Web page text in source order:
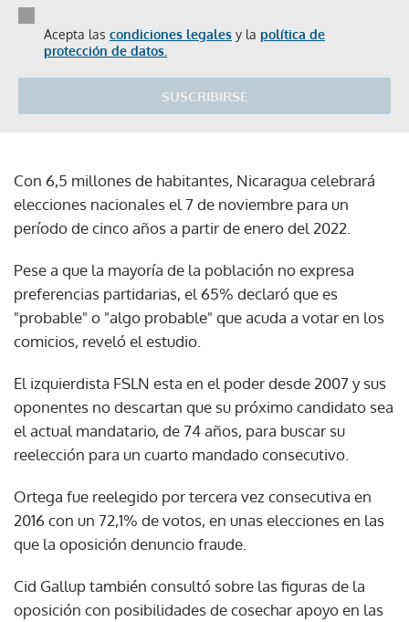
Acepta las condiciones legales y la política de
protección de datos.
SUSCRIBIRSE
Con 6,5 millones de habitantes, Nicaragua celebrará
elecciones nacionales el 7 de noviembre para un
período de cinco años a partir de enero del 2022.
Pese a que la mayoría de la población no expresa
preferencias partidarias, el 65% declaró que es
"probable" o "algo probable" que acuda a votar en los
comicios, reveló el estudio.
El izquierdista FSLN esta en el poder desde 2007 y sus
oponentes no descartan que su próximo candidato sea
el actual mandatario, de 74 años, para buscar su
reelección para un cuarto mandado consecutivo.
Ortega fue reelegido por tercera vez consecutiva en
2016 con un 72,1% de votos, en unas elecciones en las
que la oposición denuncio fraude.
Cid Gallup también consultó sobre las figuras de la
oposición con posibilidades de cosechar apoyo en las